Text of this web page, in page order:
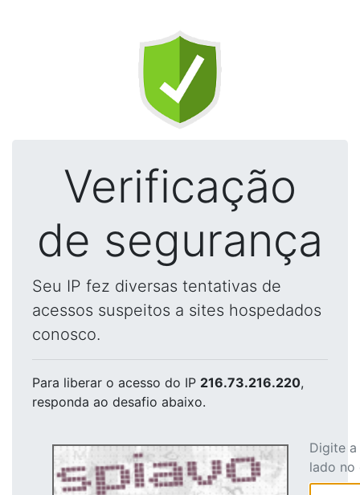
Verificação
de segurança
Seu IP fez diversas tentativas de
acessos suspeitos a sites hospedados
conosco.
Para liberar o acesso do IP 216.73.216.220,
responda ao desafio abaixo.
Digite
lado no